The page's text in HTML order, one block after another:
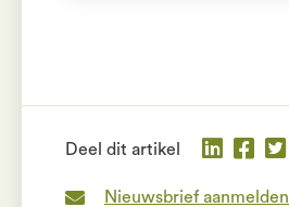
Deel dit artikel
Nieuwsbrief aanmelden